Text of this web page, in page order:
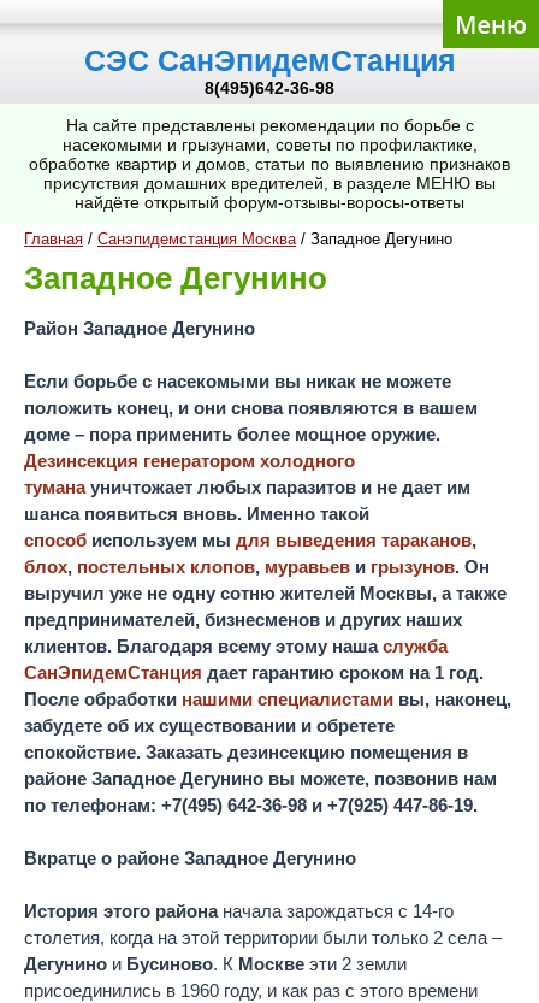
СЭС СанЭпидемСтанция
8(495)642-36-98
На сайте представлены рекомендации по борьбе с
насекомыми и грызунами, советы по профилактике,
обработке квартир и домов, статьи по выявлению признаков
присутствия домашних вредителей, в разделе МЕНЮ вы
найдёте открытый форум-отзывы-воросы-ответы
Главная / Санэпидемстанция Москва/ Западное Дегунино
Западное Дегунино
Район Западное Дегунино
Если борьбе с насекомыми вы никак не можете
положить конец, и они снова появляются в вашем
доме – пора применить более мощное оружие.
Дезинсекция генератором холодного
туманауничтожает любых паразитов и не дает им
шанса появиться вновь. Именно такой
способ используем мы для выведения тараканов,
блох, постельных клопов, муравьев и грызунов. Он
выручил уже не одну сотню жителей Москвы, а также
предпринимателей, бизнесменов и других наших
клиентов. Благодаря всему этому нашаслужба
СанЭпидемСтанция дает гарантию сроком на 1 год.
После обработки нашими специалистами вы, наконец,
забудете об их существовании и обретете
спокойствие. Заказать дезинсекцию помещения в
районе Западное Дегунино вы можете, позвонив нам
по телефонам: +7(495) 642-36-98 и +7(925) 447-86-19.
Вкратце о районе Западное Дегунино
История этого районаначала зарождаться с 14-го
столетия, когда на этой территории были только 2 села –
Дегунино и Бусиново. К Москве эти 2 земли
присоединились в 1960 году, и как раз с этого времени